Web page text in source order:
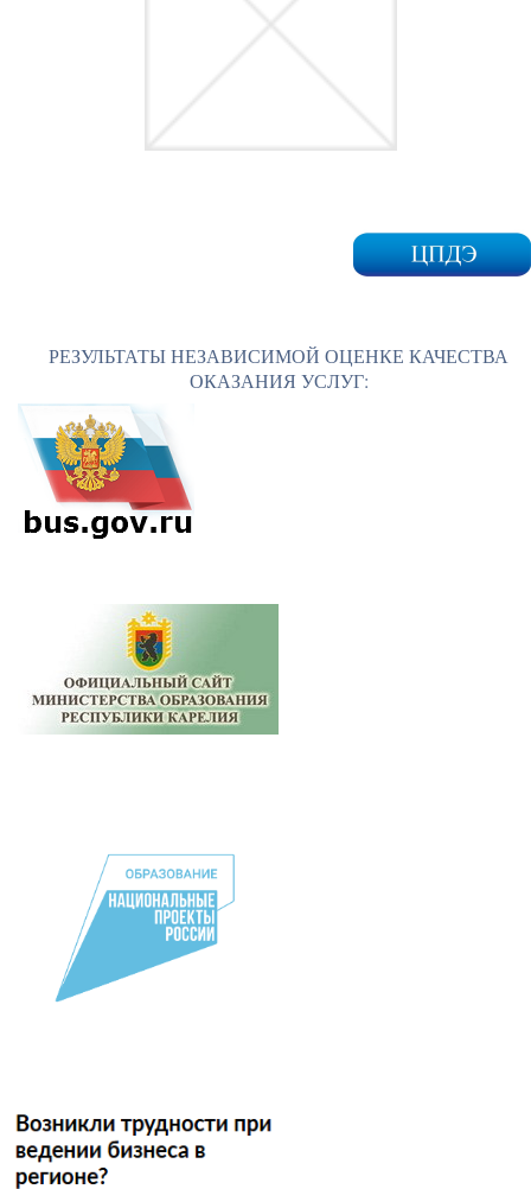
РЕЗУЛЬТАТЫ НЕЗАВИСИМОЙ ОЦЕНКЕ КАЧЕСТВА
ОКАЗАНИЯ УСЛУГ: